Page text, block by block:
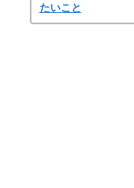
たいこと